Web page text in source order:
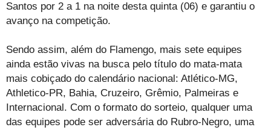
Santos por 2 a 1 na noite desta quinta (06) e garantiu o
avanço na competição.
Sendo assim, além do Flamengo, mais sete equipes
ainda estão vivas na busca pelo título do mata-mata
mais cobiçado do calendário nacional: Atlético-MG,
Athletico-PR, Bahia, Cruzeiro, Grêmio, Palmeiras e
Internacional. Com o formato do sorteio, qualquer uma
das equipes pode ser adversária do Rubro-Negro, uma